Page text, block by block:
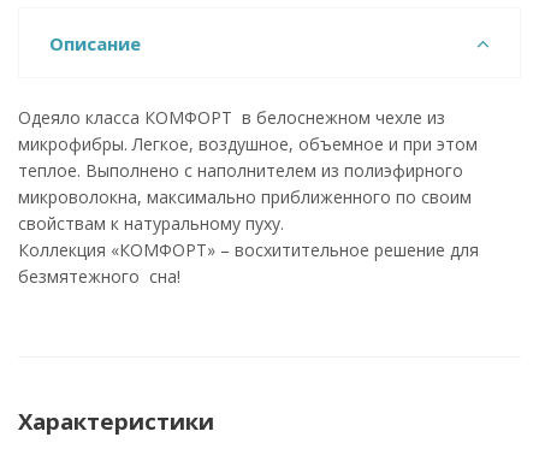
Описание
Одеяло класса КОМФОРТ в белоснежном чехле из
микрофибры. Легкое, воздушное, объемное и при этом
теплое. Выполнено с наполнителем из полиэфирного
микроволокна, максимально приближенного по своим
свойствам к натуральному пуху.
Коллекция «КОМФОРТ» – восхитительное решение для
безмятежного сна!
Характеристики